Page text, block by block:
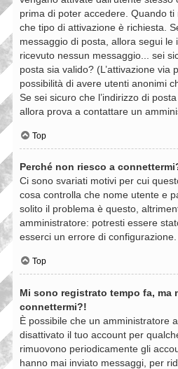
prima di poter accedere. Quando
che tipo di attivazione è richiesta.
messaggio di posta, allora segui le
ricevuto nessun messaggio... sei
posta sia valido? (L’attivazione via
possibilità di avere utenti anonimi
Se sei sicuro che l’indirizzo di
allora prova a contattare un
Top
Perché non riesco a
Ci sono svariati motivi per cui
cosa controlla che nome utente e
solito il problema è questo,
amministratore: potresti essere
esserci un errore di configurazione.
Top
Mi sono registrato tempo fa, ma
connettermi?!
È possibile che un amministratore
disattivato il tuo account per
rimuovono periodicamente gli
hanno mai inviato messaggi, per